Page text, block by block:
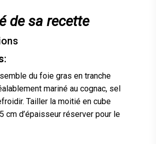
de sa recette
:
du foie gras en tranche
mariné au cognac, sel
Tailler la moitié en cube
cm d’épaisseur réserver pour le